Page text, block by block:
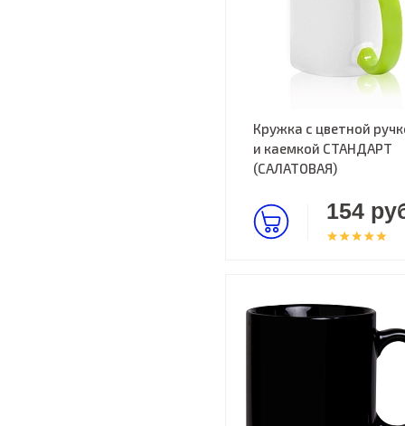
Кружка с цветной
и каемкой СТАНДАРТ
(САЛАТОВАЯ)
154